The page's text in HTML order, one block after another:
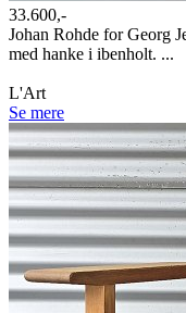
33.600,-
Johan Rohde for Georg
med hanke i ibenholt. ...
L'Art
Se mere